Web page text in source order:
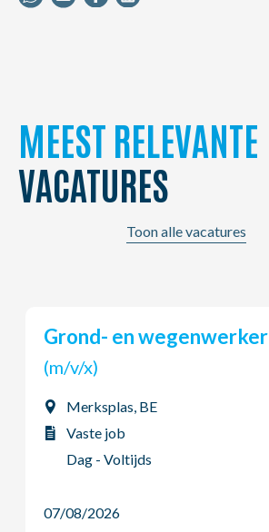
MEEST RELEVANTE
VACATURES
Toon alle vacatures
Grond- en wegenwerker
(m/v/x)
Merksplas, BE
Vaste job
Dag - Voltijds
07/08/2026